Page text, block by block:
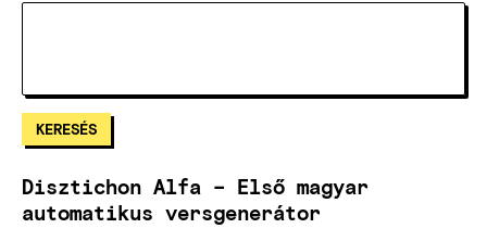
Disztichon Alfa – Első magyar
automatikus versgenerátor